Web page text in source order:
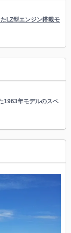
LZ型エンジン搭載モ
1963年モデルのスペ